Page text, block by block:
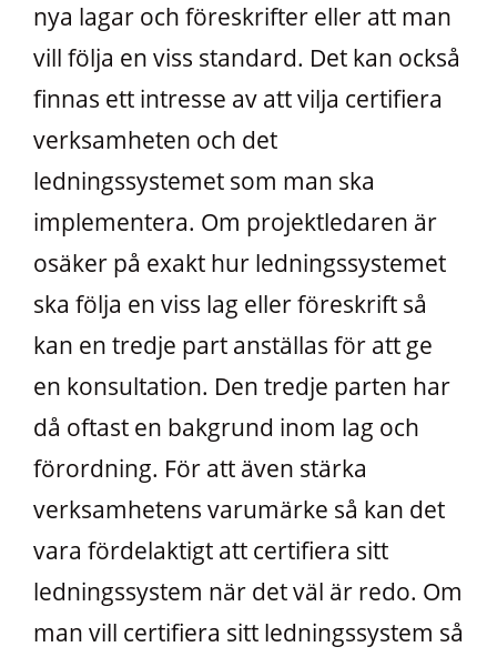
nya lagar och föreskrifter eller att man
vill följa en viss standard. Det kan också
finnas ett intresse av att vilja certifiera
verksamheten och det
ledningssystemet som man ska
implementera. Om projektledaren är
osäker på exakt hur ledningssystemet
ska följa en viss lag eller föreskrift så
kan en tredje part anställas för att ge
en konsultation. Den tredje parten har
då oftast en bakgrund inom lag och
förordning. För att även stärka
verksamhetens varumärke så kan det
vara fördelaktigt att certifiera sitt
ledningssystem när det väl är redo. Om
man vill certifiera sitt ledningssystem så